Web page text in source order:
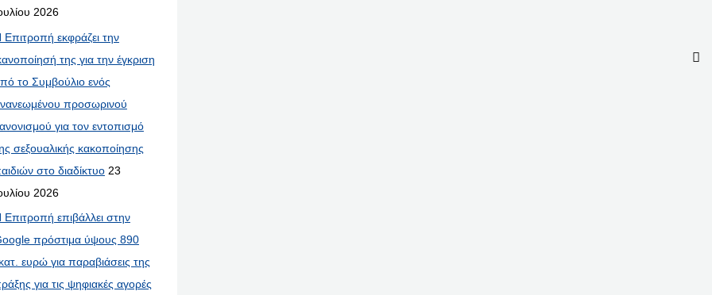
2026
Επιτροπή εκφράζει την
της για την έγκριση
το Συμβούλιο ενός
προσωρινού
για τον εντοπισμό
σεξουαλικής κακοποίησης
στο διαδίκτυο 23
2026
Επιτροπή επιβάλλει στην
πρόστιμα ύψους 890
ευρώ για παραβιάσεις της
για τις ψηφιακές αγορές